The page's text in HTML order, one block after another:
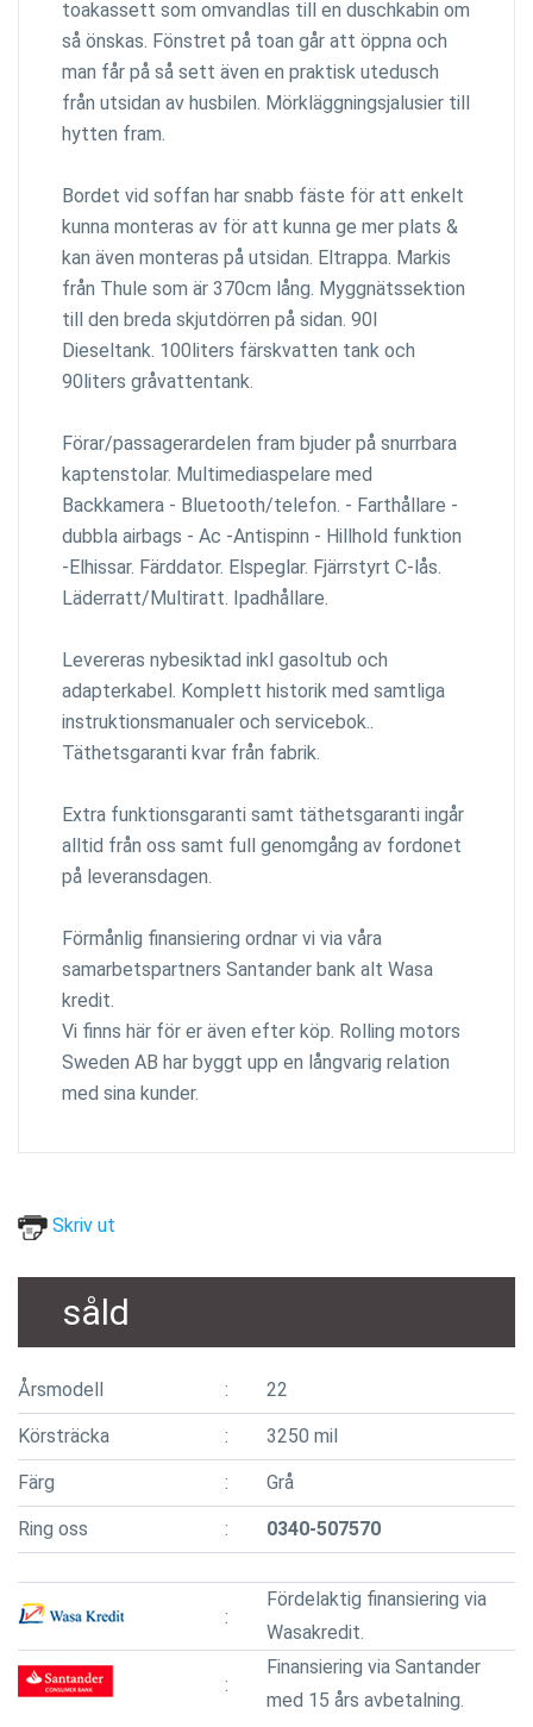
toakassett som omvandlas till en duschkabin om
så önskas. Fönstret på toan går att öppna och
man får på så sett även en praktisk utedusch
från utsidan av husbilen. Mörkläggningsjalusier till
hytten fram.
Bordet vid soffan har snabb fäste för att enkelt
kunna monteras av för att kunna ge mer plats &
kan även monteras på utsidan. Eltrappa. Markis
från Thule som är 370cm lång. Myggnätssektion
till den breda skjutdörren på sidan. 90l
Dieseltank. 100liters färskvatten tank och
90liters gråvattentank.
Förar/passagerardelen fram bjuder på snurrbara
kaptenstolar. Multimediaspelare med
Backkamera - Bluetooth/telefon. - Farthållare -
dubbla airbags - Ac -Antispinn - Hillhold funktion
-Elhissar. Färddator. Elspeglar. Fjärrstyrt C-lås.
Läderratt/Multiratt. Ipadhållare.
Levereras nybesiktad inkl gasoltub och
adapterkabel. Komplett historik med samtliga
instruktionsmanualer och servicebok..
Täthetsgaranti kvar från fabrik.
Extra funktionsgaranti samt täthetsgaranti ingår
alltid från oss samt full genomgång av fordonet
på leveransdagen.
Förmånlig finansiering ordnar vi via våra
samarbetspartners Santander bank alt Wasa
kredit.
Vi finns här för er även efter köp. Rolling motors
Sweden AB har byggt upp en långvarig relation
med sina kunder.
Skriv ut
såld
Årsmodell 22
Körsträcka 3250 mil
Färg Grå
Ring oss 0340-507570
Fördelaktig finansiering via
Wasakredit.
Finansiering via Santander
med 15 års avbetalning.